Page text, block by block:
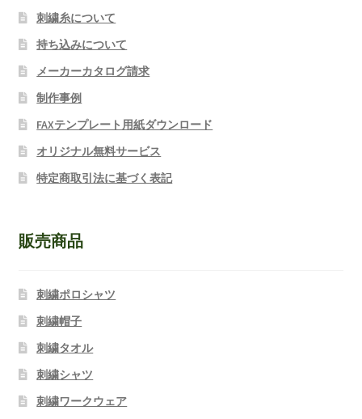
刺繍糸について
持ち込みについて
メーカーカタログ請求
制作事例
FAXテンプレート用紙ダウンロード
オリジナル無料サービス
特定商取引法に基づく表記
販売商品
刺繍ポロシャツ
刺繍帽子
刺繍タオル
刺繍シャツ
刺繍ワークウェア